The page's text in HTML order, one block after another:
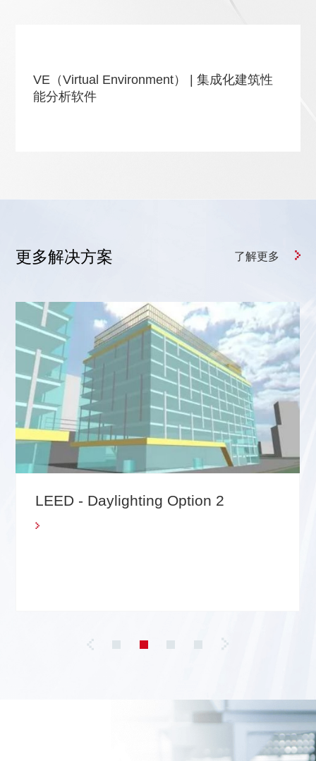
VE（Virtual Environment） | 集成化建筑性
能分析软件
更多解决方案 了解更多
眩光可能性发生率评估